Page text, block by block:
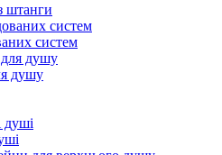
штанги
систем
душу